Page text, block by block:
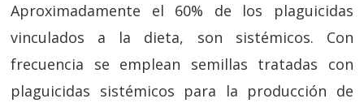
Aproximadamente el 60% de los plaguicidas
vinculados a la dieta, son sistémicos. Con
frecuencia se emplean semillas tratadas con
plaguicidas sistémicos para la producción de